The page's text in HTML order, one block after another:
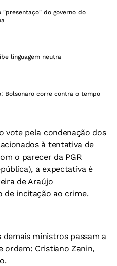
"presentaço" do governo do
linguagem neutra
Bolsonaro corre contra o tempo
vote pela condenação dos
à tentativa de
o parecer da PGR
a expectativa é
de Araújo
de incitação ao crime.
ministros passam a
ordem: Cristiano Zanin,